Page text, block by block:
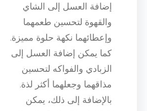
إضافة العسل إلى الشاي
والقهوة لتحسين طعمهما
وإعطائهما نكهة حلوة مميزة.
كما يمكن إضافة العسل إلى
الزبادي والفواكه لتحسين
مذاقهما وجعلهما أكثر لذة.
بالإضافة إلى ذلك، يمكن